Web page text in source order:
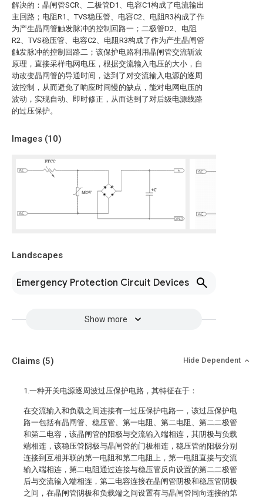
解决的：晶闸管SCR、二极管D1、电容C1构成了电流输出
主回路；电阻R1、TVS稳压管、电容C2、电阻R3构成了作
为产生晶闸管触发脉冲的控制回路一；二极管D2、电阻
R2、TVS稳压管、电容C2、电阻R3构成了作为产生晶闸管
触发脉冲的控制回路二；该保护电路利用晶闸管交流斩波
原理，直接采样电网电压，根据交流输入电压的大小，自
动改变晶闸管的导通时间，达到了对交流输入电源的逐周
波控制，从而避免了响应时间慢的缺点，能对电网电压的
波动，实现自动、即时修正，从而达到了对后级电源线路
的过压保护。
Images (10)
Landscapes
Emergency Protection Circuit Devices
Show more
Claims (5) Hide Dependent
1.一种开关电源逐周波过压保护电路，其特征在于：
在交流输入和负载之间连接有一过压保护电路一，该过压保护电
路一包括有晶闸管、稳压管、第一电阻、第二电阻、第二二极管
和第二电容，该晶闸管的阳极与交流输入端相连，其阴极与负载
端相连，该稳压管阴极与晶闸管的门极相连，稳压管的阳极分别
连接到互相并联的第一电阻和第二电阻上，第一电阻直接与交流
输入端相连，第二电阻通过连接与稳压管反向设置的第二二极管
后与交流输入端相连，第二电容连接在晶闸管阴极和稳压管阴极
之间，在晶闸管阴极和负载端之间设置有与晶闸管同向连接的第